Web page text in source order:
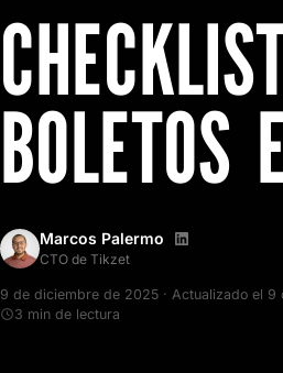
Marcos Palermo
CTO de Tikzet
9 de diciembre de 2025 · Actualizado el 9
3 min de lectura